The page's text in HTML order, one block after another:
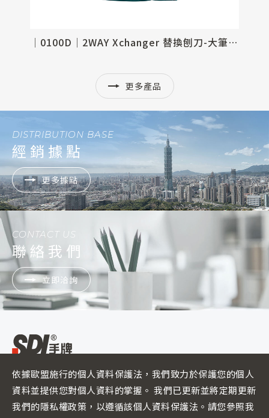
│0100D│2WAY Xchanger 替換刨刀-大筆專用(11mm)
更多產品
DISTRIBUTION BASE
經銷據點
更多據點
CONTACT US
聯絡我們
立即洽詢
ADD : 500彰化縣彰化市彰南路二段260號
FACTORY : 南投市南崗工業區成功三路323號
TEL : 04-7383991 FAX : 04-7387790
依據歐盟施行的個人資料保護法，我們致力於保護您的個人
資料並提供您對個人資料的掌握。 我們已更新並將定期更新
我們的隱私權政策，以遵循該個人資料保護法。請您參照我